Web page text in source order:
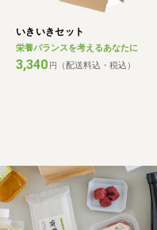
いきいきセット
栄養バランスを考えるあなたに
3,340 円 （配送料込・税込）